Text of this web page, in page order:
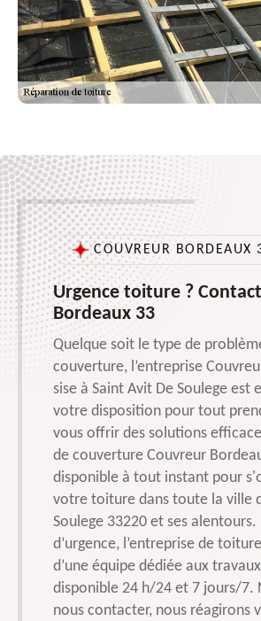
COUVREUR BORDEAUX
Urgence toiture ?
Bordeaux 33
Quelque soit le type de
couverture, l’entreprise
sise à Saint Avit De Soulege est
votre disposition pour tout
vous offrir des solutions
de couverture Couvreur
disponible à tout instant pour
votre toiture dans toute la ville
Soulege 33220 et ses alentours.
d’urgence, l’entreprise de
d’une équipe dédiée aux
disponible 24 h/24 et 7 jours/7.
nous contacter, nous réagirons